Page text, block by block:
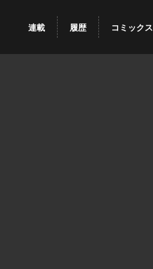
連載 履歴 コミックス